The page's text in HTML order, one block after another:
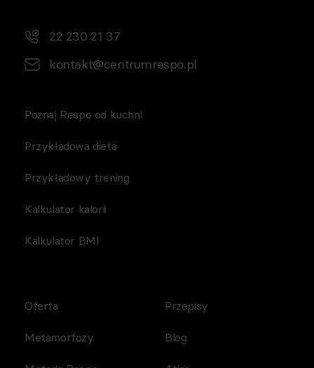
22 230 21 37
kontakt@centrumrespo.pl
Poznaj Respo od kuchni
Przykładowa dieta
Przykładowy trening
Kalkulator kalorii
Kalkulator BMI
Oferta
Metamorfozy
Przepisy
Blog